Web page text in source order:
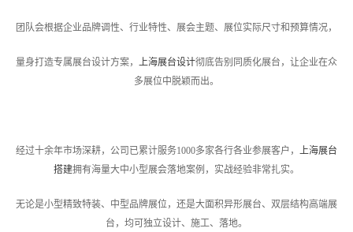
团队会根据企业品牌调性、行业特性、展会主题、展位实际尺寸和预算情况，
量身打造专属展台设计方案， 上海展台设计彻底告别同质化展台，让企业在众
多展位中脱颖而出。
经过十余年市场深耕，公司已累计服务1000多家各行各业参展客户， 上海展台
搭建拥有海量大中小型展会落地案例，实战经验非常扎实。
无论是小型精致特装、中型品牌展位，还是大面积异形展台、双层结构高端展
台，均可独立设计、施工、落地。